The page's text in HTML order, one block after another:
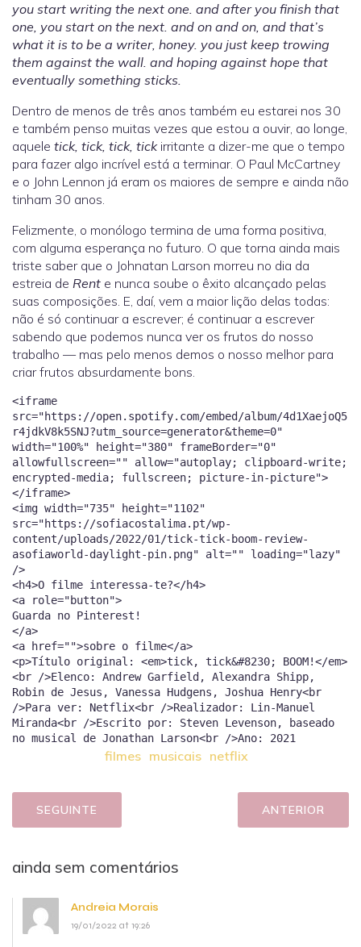
you start writing the next one. and after you finish that
one, you start on the next. and on and on, and that’s
what it is to be a writer, honey. you just keep trowing
them against the wall. and hoping against hope that
eventually something sticks.
Dentro de menos de três anos também eu estarei nos 30
e também penso muitas vezes que estou a ouvir, ao longe,
aquele tick, tick, tick, tickirritante a dizer-me que o tempo
para fazer algo incrível está a terminar. O Paul McCartney
e o John Lennon já eram os maiores de sempre e ainda não
tinham 30 anos.
Felizmente, o monólogo termina de uma forma positiva,
com alguma esperança no futuro. O que torna ainda mais
triste saber que o Johnatan Larson morreu no dia da
estreia de Rent e nunca soube o êxito alcançado pelas
suas composições. E, daí, vem a maior lição delas todas:
não é só continuar a escrever; é continuar a escrever
sabendo que podemos nunca ver os frutos do nosso
trabalho — mas pelo menos demos o nosso melhor para
criar frutos absurdamente bons.
<iframe
src="https://open.spotify.com/embed/album/4d1XaejoQ5
r4jdkV8k5SNJ?utm_source=generator&theme=0"
width="100%" height="380" frameBorder="0"
allowfullscreen="" allow="autoplay; clipboard-write;
encrypted-media; fullscreen; picture-in-picture">
</iframe>
<img width="735" height="1102"
src="https://sofiacostalima.pt/wp-
content/uploads/2022/01/tick-tick-boom-review-
asofiaworld-daylight-pin.png" alt="" loading="lazy"
/>
<h4>O filme interessa-te?</h4>
<a role="button">
Guarda no Pinterest!
</a>
<a href="">sobre o filme</a>
<p>Título original: <em>tick, tick&#8230; BOOM!</em>
<br />Elenco: Andrew Garfield, Alexandra Shipp,
Robin de Jesus, Vanessa Hudgens, Joshua Henry<br
/>Para ver: Netflix<br />Realizador: Lin-Manuel
Miranda<br />Escrito por: Steven Levenson, baseado
filmes musicais netflix
SEGUINTE ANTERIOR
ainda sem comentários
Andreia Morais
19/01/2022 at 19:26